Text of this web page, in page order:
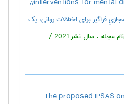
فراگیر برای اختلالات روانی: یک
نویسنده/ناشر/نام مجله: ، سال نشر 2021 /
The proposed IPSAS